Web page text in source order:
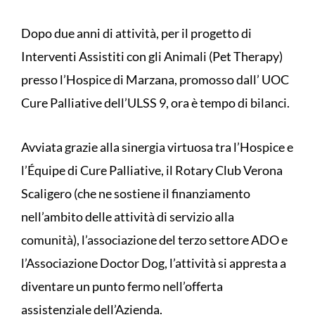
Dopo due anni di attività, per il progetto di
Interventi Assistiti con gli Animali (Pet Therapy)
presso l’Hospice di Marzana, promosso dall’ UOC
Cure Palliative dell’ULSS 9, ora è tempo di bilanci.
Avviata grazie alla sinergia virtuosa tra l’Hospice e
l’Équipe di Cure Palliative, il Rotary Club Verona
Scaligero (che ne sostiene il finanziamento
nell’ambito delle attività di servizio alla
comunità), l’associazione del terzo settore ADO e
l’Associazione Doctor Dog, l’attività si appresta a
diventare un punto fermo nell’offerta
assistenziale dell’Azienda.